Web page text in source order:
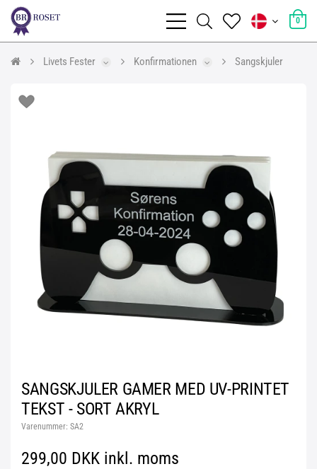
0
Livets Fester Konfirmationen Sangskjuler
SANGSKJULER GAMER MED UV-PRINTET
TEKST - SORT AKRYL
Varenummer: SA2
299,00 DKK inkl. moms